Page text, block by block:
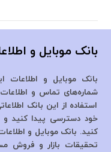
بانک موبایل و
بانک موبایل و اطلاعات
شماره‌های تماس و
استفاده از این بانک
خود دسترسی پیدا کنید و
کنید. بانک موبایل و اطلاعات
تحقیقات بازار و فروش